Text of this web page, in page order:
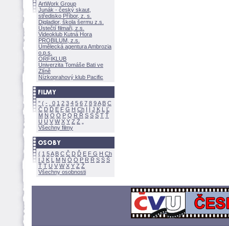
ArtWork Group
Junák - český skaut,
středisko Příbor, z. s.
Digladior, škola šermu z.s.
Ústečtí filmaři, z.s.
Videoklub Kutná Hora
PROBILUM, z.s.
Umělecká agentura Ambrozia
o.p.s.
ORFIKLUB
Univerzita Tomáše Bati ve
Zlíně
Nízkoprahový klub Pacific
" ( - 0 1 2 3 4 5 6 7 8 9A B C
Č D Ď E F G H Ch I Í J K L
Ľ
M N O Ó P Q R Ř S Ś T Ť
U Ú V W X Y Z
Všechny filmy
( 1 5A B C Č D Ď E F G H Ch
I J K L M N Ó O P R Ř S Ś
Ť T U V W X Y Z
Všechny osobnosti